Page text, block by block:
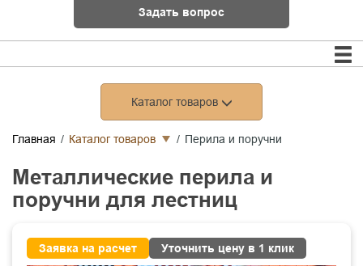
Задать вопрос
Каталог товаров
Главная Каталог товаров Перила и поручни
Металлические перила и
поручни для лестниц
Заявка на расчет Уточнить цену в 1 клик